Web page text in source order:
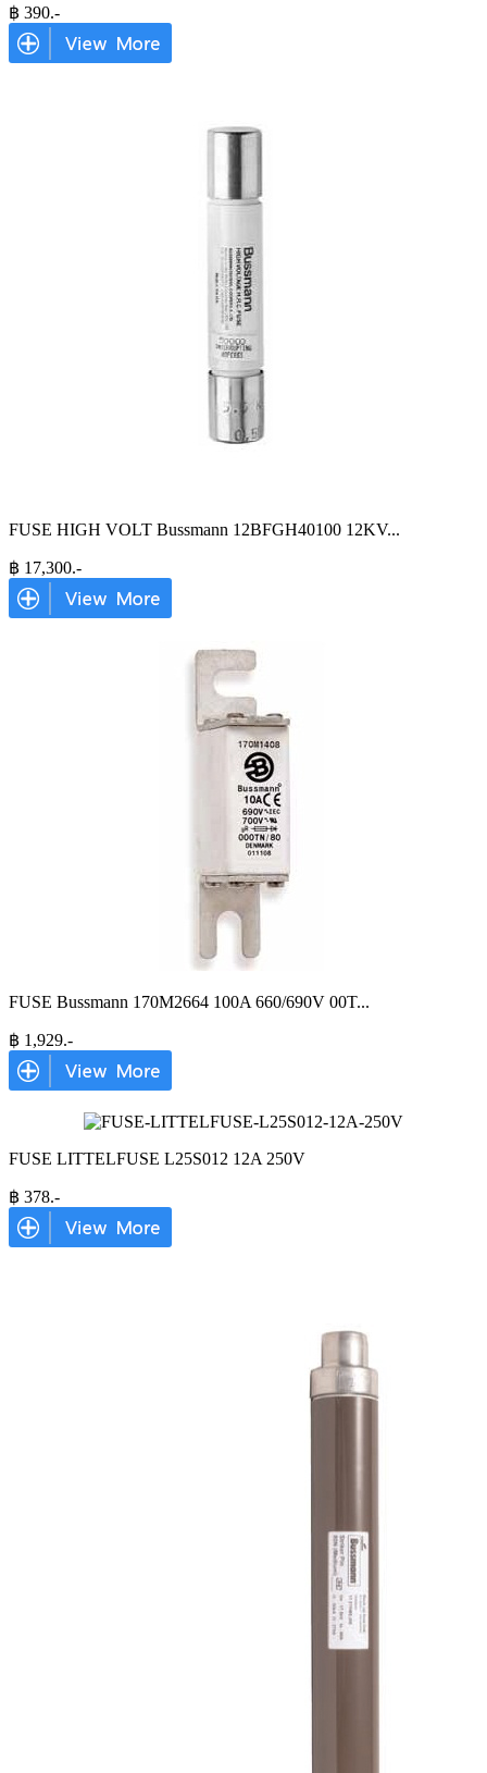
฿ 390.-
FUSE HIGH VOLT Bussmann 12BFGH40100 12KV...
฿ 17,300.-
FUSE Bussmann 170M2664 100A 660/690V 00T...
฿ 1,929.-
FUSE LITTELFUSE L25S012 12A 250V
฿ 378.-